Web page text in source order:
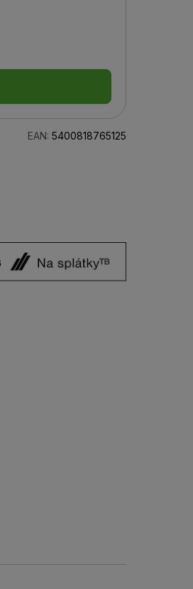
EAN: 5400818765125